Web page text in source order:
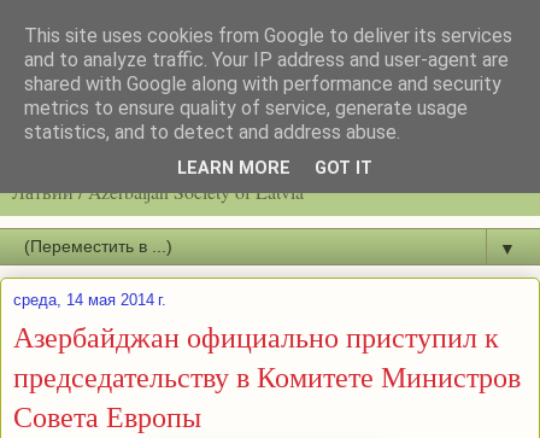
Latvijas azerbaidžāņu biedrību / Общество азербайджанцев
Латвии / Azerbaijan Society of Latvia
▼
среда, 14 мая 2014 г.
Азербайджан официально приступил к
председательству в Комитете Министров
Совета Европы
This site uses cookies from Google to deliver its services
and to analyze traffic. Your IP address and user-agent are
shared with Google along with performance and security
metrics to ensure quality of service, generate usage
statistics, and to detect and address abuse.
LEARN MORE GOT IT